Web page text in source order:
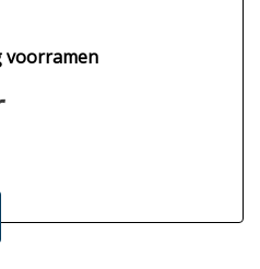
voorramen